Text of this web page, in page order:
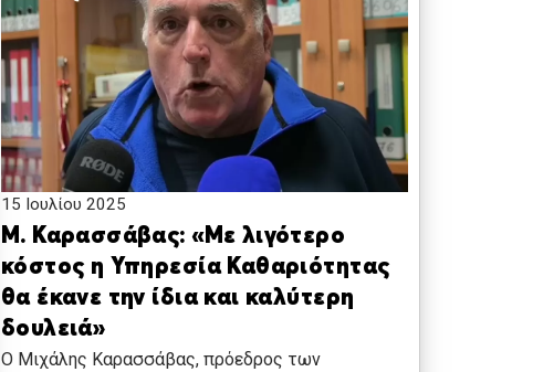
15 Ιουλίου 2025
Μ. Καρασσάβας: «Με λιγότερο
κόστος η Υπηρεσία Καθαριότητας
θα έκανε την ίδια και καλύτερη
δουλειά»
Ο Μιχάλης Καρασσάβας, πρόεδρος των